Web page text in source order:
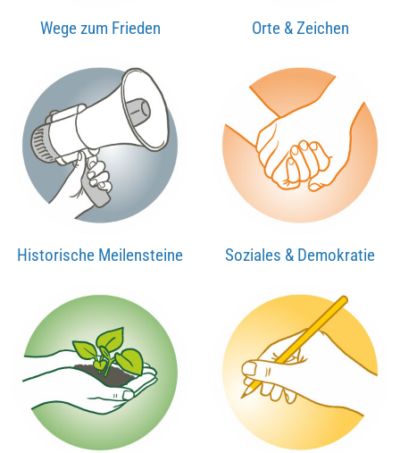
Wege zum Frieden Orte & Zeichen
Historische Meilensteine Soziales & Demokratie